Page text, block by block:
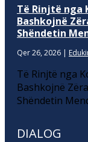
Të Rinjtë nga
Bashkojnë
Shëndetin
Qer 26, 2026 |
Të Rinjtë nga
Bashkojnë
Shëndetin
DIALOG